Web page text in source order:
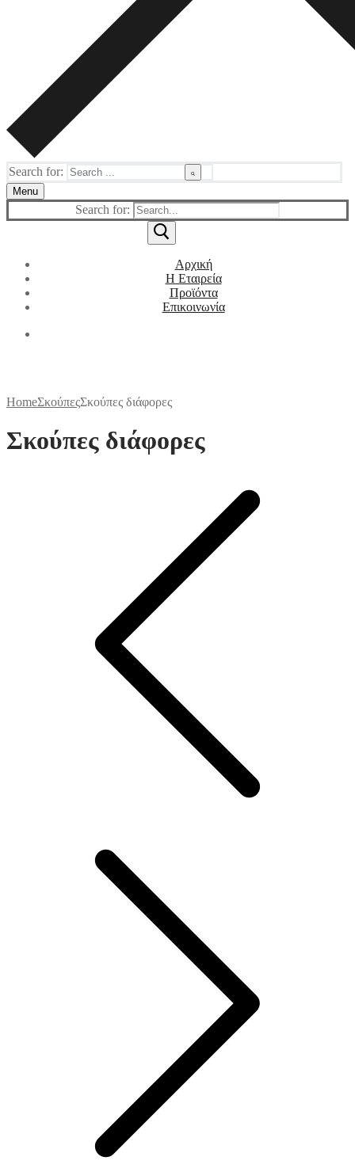
Search for:
Menu
Search for:
Αρχική
Η Εταιρεία
Προϊόντα
Επικοινωνία
HomeΣκούπεςΣκούπες διάφορες
Σκούπες διάφορες